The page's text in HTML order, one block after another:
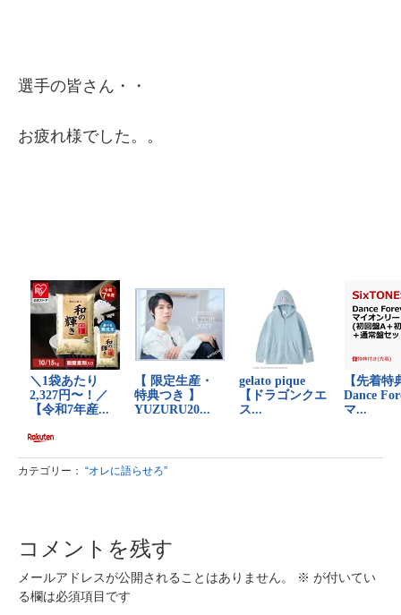
選手の皆さん・・
お疲れ様でした。。
カテゴリー： “オレに語らせろ”
コメントを残す
メールアドレスが公開されることはありません。 ※ が付いてい
る欄は必須項目です